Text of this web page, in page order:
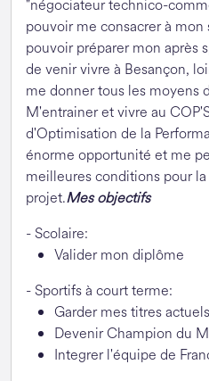
"négociateur technico-
pouvoir me consacrer à
pouvoir préparer mon après
de venir vivre à Besançon,
me donner tous les moyens
M'entrainer et vivre au
d'Optimisation de la
énorme opportunité et me
meilleures conditions pour
projet.Mes objectifs
- Scolaire:
Valider mon diplôme
- Sportifs à court terme:
Garder mes titres actuels
Devenir Champion du
Integrer l'équipe de